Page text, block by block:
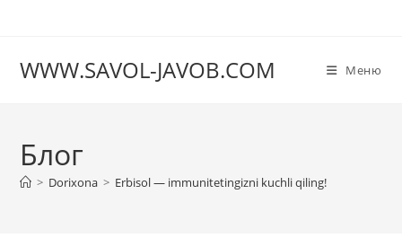
WWW.SAVOL-JAVOB.COM Меню
Блог
> Dorixona > Erbisol — immunitetingizni kuchli qiling!